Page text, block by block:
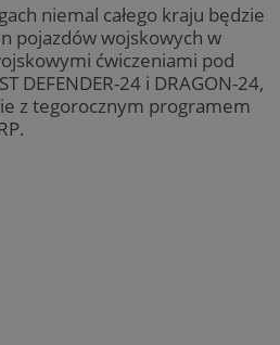
niemal całego kraju będzie
pojazdów wojskowych w
ćwiczeniami pod
DEFENDER-24 i DRAGON-24,
z tegorocznym programem